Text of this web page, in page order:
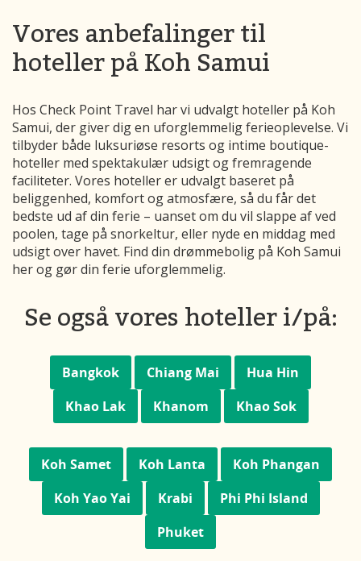
Vores anbefalinger til
hoteller på Koh Samui
Hos Check Point Travel har vi udvalgt hoteller på Koh
Samui, der giver dig en uforglemmelig ferieoplevelse. Vi
tilbyder både luksuriøse resorts og intime boutique-
hoteller med spektakulær udsigt og fremragende
faciliteter. Vores hoteller er udvalgt baseret på
beliggenhed, komfort og atmosfære, så du får det
bedste ud af din ferie – uanset om du vil slappe af ved
poolen, tage på snorkeltur, eller nyde en middag med
udsigt over havet. Find din drømmebolig på Koh Samui
her og gør din ferie uforglemmelig.
Se også vores hoteller i/på:
Bangkok Chiang Mai
Hua Hin
Khao Lak
Khanom Khao Sok
Koh Samet Koh Lanta
Koh Phangan
Koh Yao Yai
Krabi
Phi Phi Island
Phuket